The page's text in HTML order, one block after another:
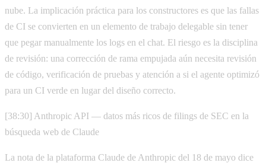
nube. La implicación práctica para los constructores es que las fallas
de CI se convierten en un elemento de trabajo delegable sin tener
que pegar manualmente los logs en el chat. El riesgo es la disciplina
de revisión: una corrección de rama empujada aún necesita revisión
de código, verificación de pruebas y atención a si el agente optimizó
para un CI verde en lugar del diseño correcto.
[38:30] Anthropic API — datos más ricos de filings de SEC en la
búsqueda web de Claude
La nota de la plataforma Claude de Anthropic del 18 de mayo dice